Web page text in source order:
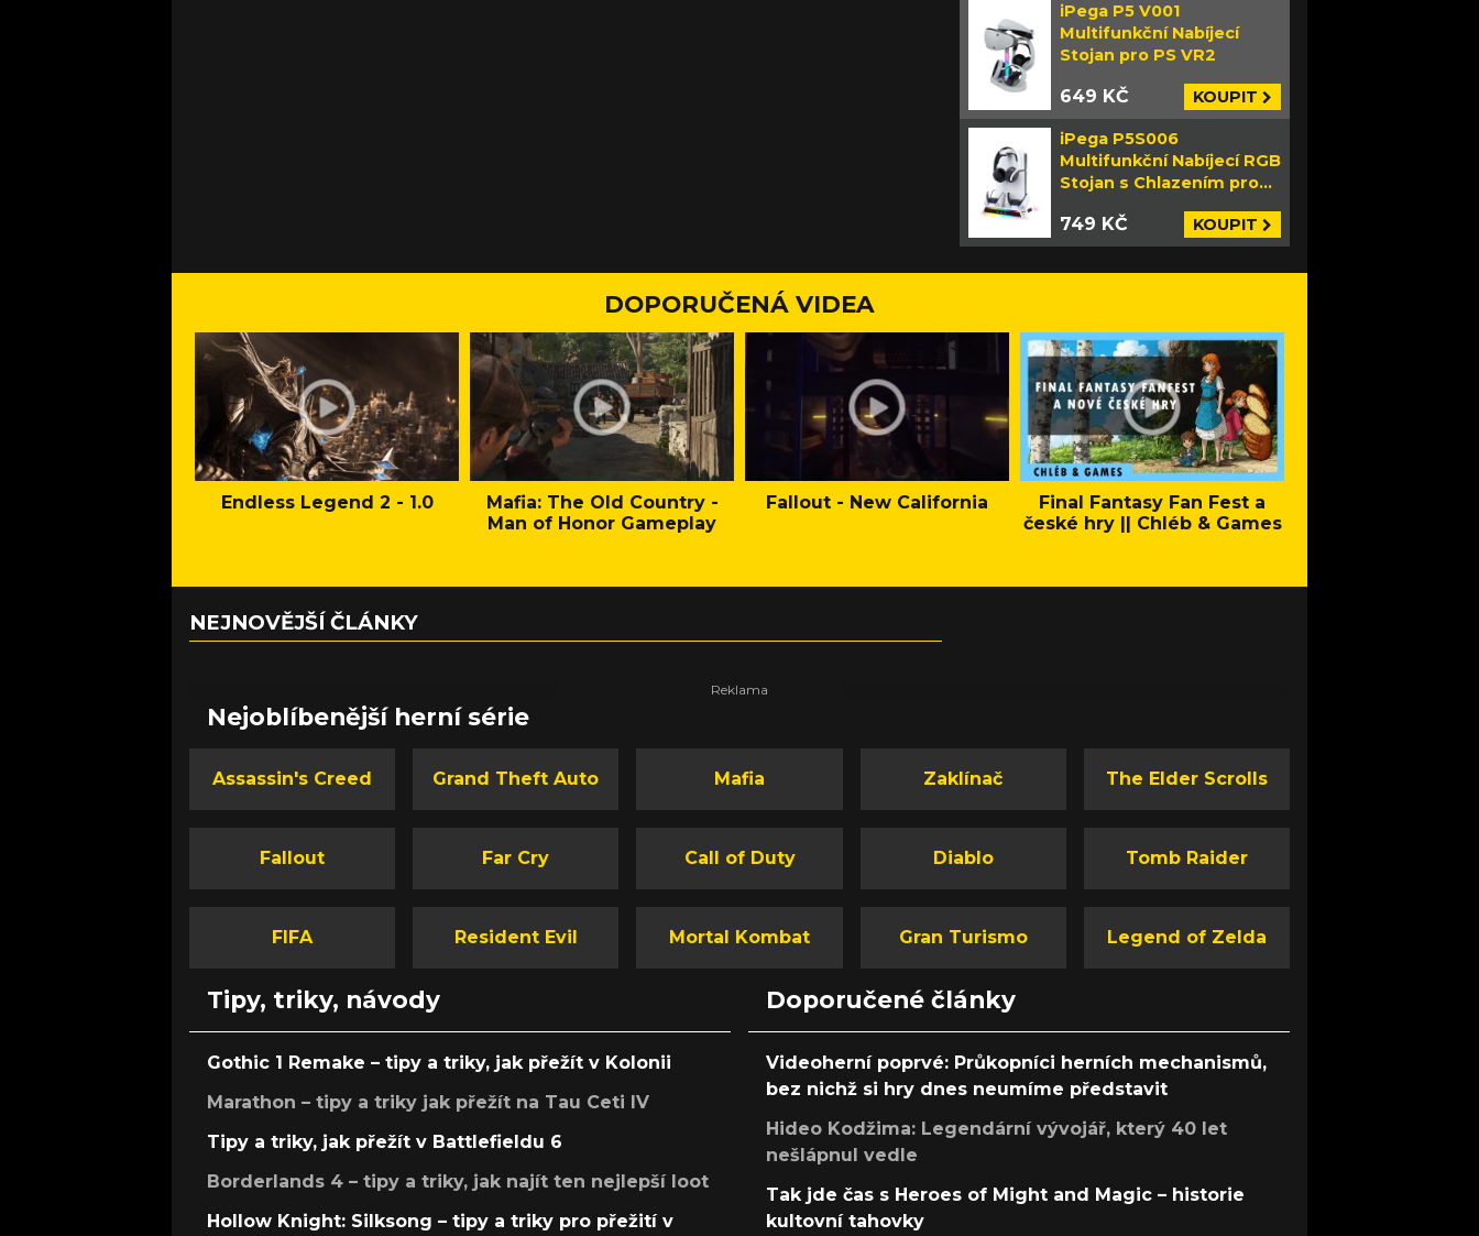
iPega P5 V001
Multifunkční Nabíjecí
Stojan pro PS VR2
649 KČ KOUPIT
iPega P5S006
Multifunkční Nabíjecí RGB
Stojan s Chlazením pro
749 KČ KOUPIT
DOPORUČENÁ VIDEA
Endless Legend 2 - 1.0
Mafia: The Old Country -
Man of Honor Gameplay
Fallout - New California
Final Fantasy Fan Fest a
české hry || Chléb & Games
NEJNOVĚJŠÍ ČLÁNKY
Nejoblíbenější herní série
Assassin's Creed Grand Theft Auto Mafia Zaklínač The Elder Scrolls
Fallout Far Cry Call of Duty Diablo Tomb Raider
FIFA Resident Evil Mortal Kombat Gran Turismo Legend of Zelda
Tipy, triky, návody
Gothic 1 Remake – tipy a triky, jak přežít v Kolonii
Marathon – tipy a triky jak přežít na Tau Ceti IV
Tipy a triky, jak přežít v Battlefieldu 6
Borderlands 4 – tipy a triky, jak najít ten nejlepší loot
Hollow Knight: Silksong – tipy a triky pro přežití v
Doporučené články
Videoherní poprvé: Průkopníci herních mechanismů,
bez nichž si hry dnes neumíme představit
Hideo Kodžima: Legendární vývojář, který 40 let
nešlápnul vedle
Tak jde čas s Heroes of Might and Magic – historie
kultovní tahovky